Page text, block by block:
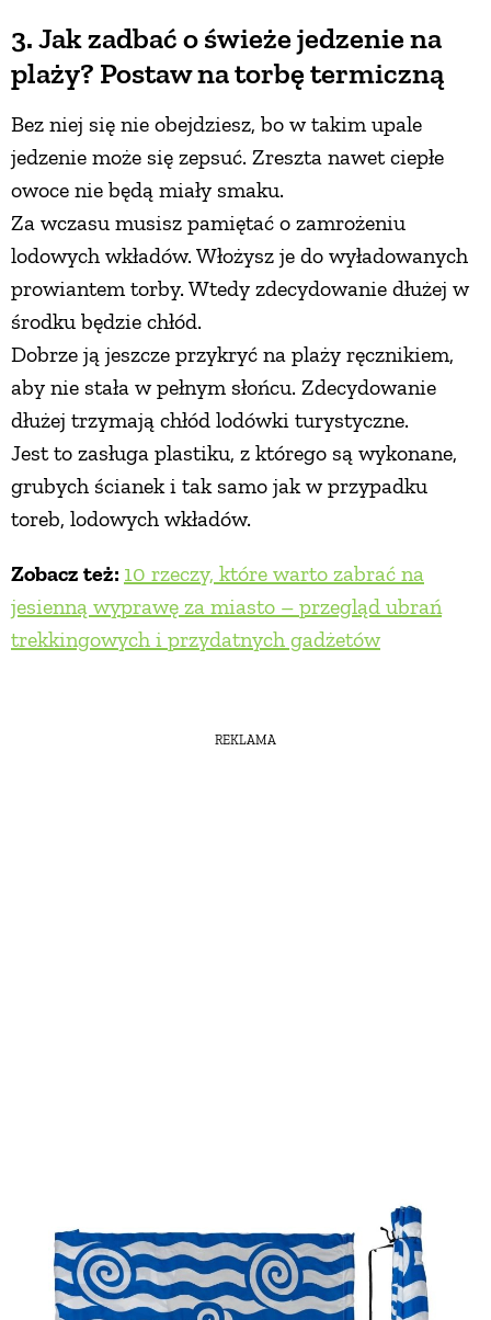
3. Jak zadbać o świeże jedzenie na
plaży? Postaw na torbę termiczną
Bez niej się nie obejdziesz, bo w takim upale
jedzenie może się zepsuć. Zreszta nawet ciepłe
owoce nie będą miały smaku.
Za wczasu musisz pamiętać o zamrożeniu
lodowych wkładów. Włożysz je do wyładowanych
prowiantem torby. Wtedy zdecydowanie dłużej w
środku będzie chłód.
Dobrze ją jeszcze przykryć na plaży ręcznikiem,
aby nie stała w pełnym słońcu. Zdecydowanie
dłużej trzymają chłód lodówki turystyczne.
Jest to zasługa plastiku, z którego są wykonane,
grubych ścianek i tak samo jak w przypadku
toreb, lodowych wkładów.
Zobacz też: 10 rzeczy, które warto zabrać na
jesienną wyprawę za miasto – przegląd ubrań
trekkingowych i przydatnych gadżetów
REKLAMA